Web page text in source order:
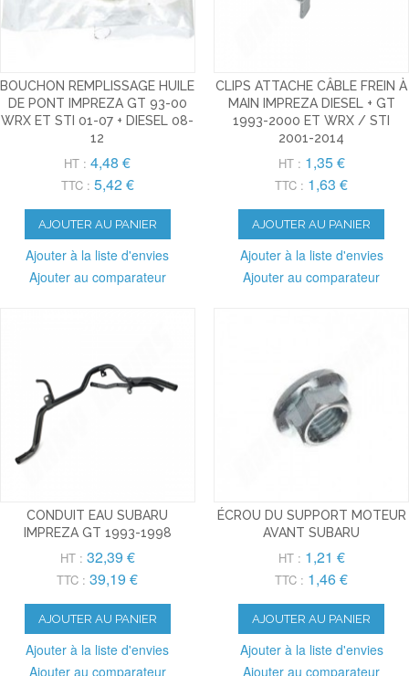
BOUCHON REMPLISSAGE HUILE
DE PONT IMPREZA GT 93-00
WRX ET STI 01-07 + DIESEL 08-
12
HT : 4,48 €
TTC : 5,42 €
AJOUTER AU PANIER
Ajouter à la liste d'envies
Ajouter au comparateur
CLIPS ATTACHE CÂBLE FREIN À
MAIN IMPREZA DIESEL + GT
1993-2000 ET WRX / STI
2001-2014
HT : 1,35 €
TTC : 1,63 €
AJOUTER AU PANIER
Ajouter à la liste d'envies
Ajouter au comparateur
CONDUIT EAU SUBARU
IMPREZA GT 1993-1998
HT : 32,39 €
TTC : 39,19 €
AJOUTER AU PANIER
Ajouter à la liste d'envies
Ajouter au comparateur
ÉCROU DU SUPPORT MOTEUR
AVANT SUBARU
HT : 1,21 €
TTC : 1,46 €
AJOUTER AU PANIER
Ajouter à la liste d'envies
Ajouter au comparateur